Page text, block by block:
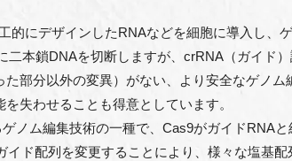
的にデザインしたRNAなどを細胞に導入し、
二本鎖DNAを切断しますが、crRNA（ガイド
部分以外の変異）がない、より安全なゲノ
失わせることも得意としています。
ノム編集技術の一種で、Cas9がガイドRNA
ド配列を変更することにより、様々な塩基